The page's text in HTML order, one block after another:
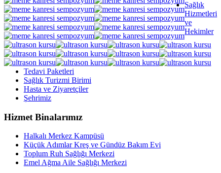
Sağlık
Hizmetleri
ve
Hekimler
Tedavi Paketleri
Sağlık Turizmi Birimi
Hasta ve Ziyaretçiler
Şehrimiz
Hizmet Binalarımız
Halkalı Merkez Kampüsü
Küçük Adımlar Kreş ve Gündüz Bakım Evi
Toplum Ruh Sağlığı Merkezi
Emel Ağma Aile Sağlığı Merkezi